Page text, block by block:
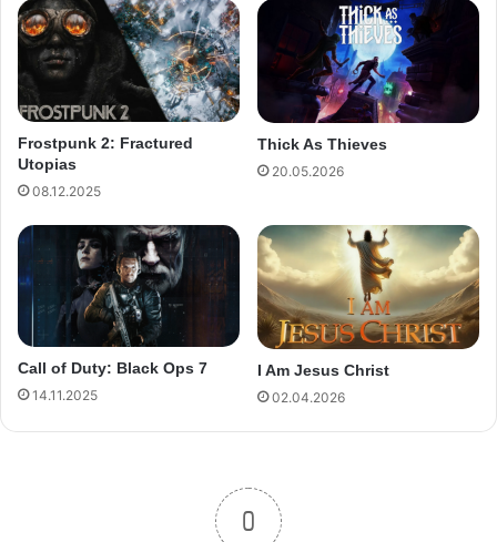
Frostpunk 2: Fractured
Utopias
08.12.2025
Thick As Thieves
20.05.2026
Call of Duty: Black Ops 7
14.11.2025
I Am Jesus Christ
02.04.2026
0